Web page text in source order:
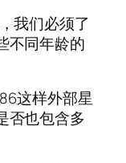
我们必须了
不同年龄的
这样外部星
否也包含多